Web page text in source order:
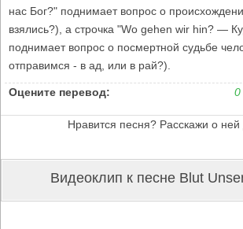
нас Бог?" поднимает вопрос о
взялись?), а строчка "Wo gehen wir hin? —
поднимает вопрос о посмертной судьбе
отправимся - в ад, или в рай?).
Оцените перевод: 0
Нравится песня? Расскажи о ней
Видеоклип к песне Blut